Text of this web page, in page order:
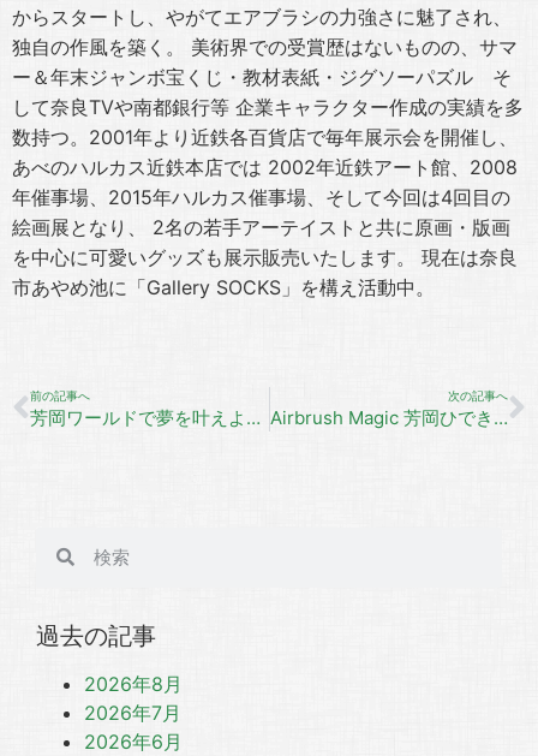
からスタートし、やがてエアブラシの力強さに魅了され、
独自の作風を築く。 美術界での受賞歴はないものの、サマ
ー＆年末ジャンボ宝くじ・教材表紙・ジグソーパズル そ
して奈良TVや南都銀行等 企業キャラクター作成の実績を多
数持つ。2001年より近鉄各百貨店で毎年展示会を開催し、
あべのハルカス近鉄本店では 2002年近鉄アート館、2008
年催事場、2015年ハルカス催事場、そして今回は4回目の
絵画展となり、 2名の若手アーテイストと共に原画・版画
を中心に可愛いグッズも展示販売いたします。 現在は奈良
市あやめ池に「Gallery SOCKS」を構え活動中。
前の記事へ
芳岡ワールドで夢を叶えよう！
次の記事へ
Airbrush Magic 芳岡ひできの世界+2アーティスト
過去の記事
2026年8月
2026年7月
2026年6月